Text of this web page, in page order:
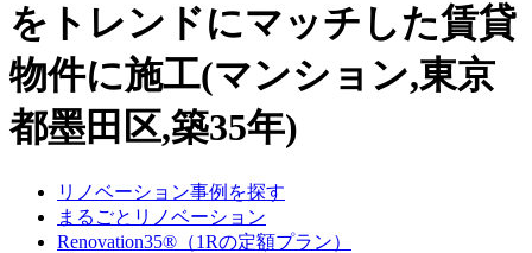
をトレンドにマッチした賃貸
物件に施工(マンション,東京
都墨田区,築35年)
リノベーション事例を探す
まるごとリノベーション
Renovation35®（1Rの定額プラン）